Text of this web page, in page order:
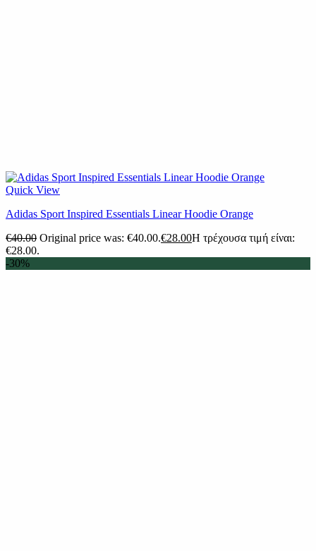
Quick View
Adidas Sport Inspired Essentials Linear Hoodie Orange
€40.00 Original price was: €40.00.€28.00Η τρέχουσα τιμή είναι:
€28.00.
-30%